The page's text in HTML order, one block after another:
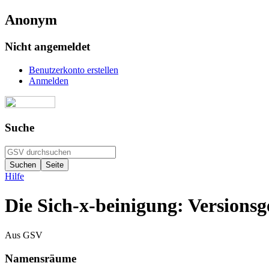
Anonym
Nicht angemeldet
Benutzerkonto erstellen
Anmelden
Suche
Hilfe
Die Sich-x-beinigung:
Aus GSV
Namensräume